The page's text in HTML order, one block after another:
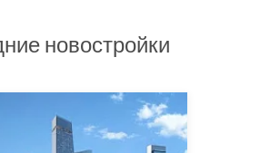
новостройки